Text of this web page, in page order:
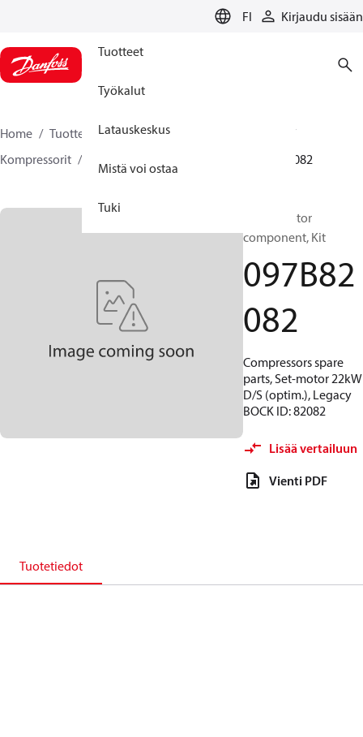
FI Kirjaudu sisään
Tuotteet
Työkalut
Latauskeskus
Mistä voi ostaa
Tuki
Home Tuotteet
Climate Solutions lämmitykseen
Kompressorit
097B82082
BOCK, Motor
component, Kit
097B82
082
Compressors spare
parts, Set-motor 22kW
D/S (optim.), Legacy
BOCK ID: 82082
Lisää vertailuun
Vienti PDF
Tuotetiedot